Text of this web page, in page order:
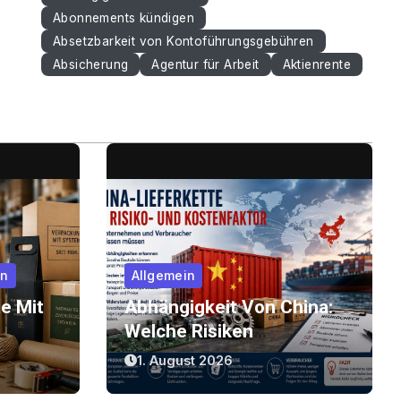
Abonnements kündigen
Absetzbarkeit von Kontoführungsgebühren
Absicherung
Agentur für Arbeit Aktienrente
Mit
Der
Allgemein
Abhängigkeit Von China:
Welche Risiken
Lieferketten Für
Unternehmen Und
1. August 2026